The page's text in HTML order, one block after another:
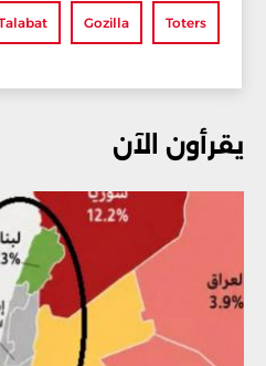
Toters
Gozilla
يقرأون الآن